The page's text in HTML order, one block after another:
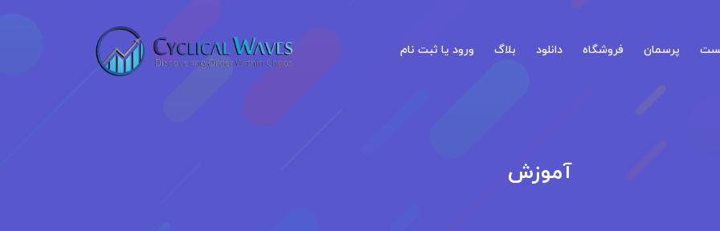
پرسمان فروشگاه دانلود بلاگ ورود یا ثبت نام
آموزش